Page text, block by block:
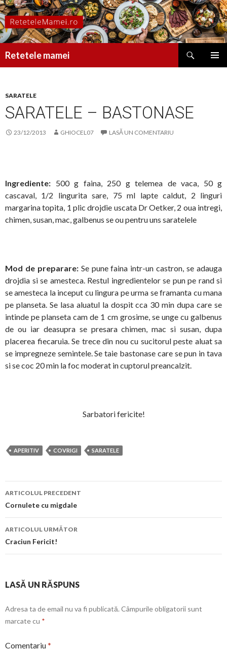
Retetele mamei
SARATELE
SARATELE – BASTONASE
23/12/2013 GHIOCEL07 LASĂ UN COMENTARIU
Ingrediente: 500 g faina, 250 g telemea de vaca, 50 g
cascaval, 1/2 lingurita sare, 75 ml lapte caldut, 2 linguri
margarina topita, 1 plic drojdie uscata Dr Oetker, 2 oua intregi,
chimen, susan, mac, galbenus se ou pentru uns saratelele
Mod de preparare:Se pune faina intr-un castron, se adauga
drojdia si se amesteca. Restul ingredientelor se pun pe rand si
se amesteca la inceput cu lingura pe urma se framanta cu mana
pe planseta. Se lasa aluatul la dospit cca 30 min dupa care se
intinde pe planseta cam de 1 cm grosime, se unge cu galbenus
de ou iar deasupra se presara chimen, mac si susan, dupa
placerea fiecaruia. Se trece din nou cu sucitorul peste aluat sa
se impregneze semintele. Se taie bastonase care se pun in tava
si se coc 20 min la foc moderat in cuptorul preancalzit.
Sarbatori fericite!
APERITIV COVRIGI SARATELE
Navigare
în
articol
ARTICOLUL PRECEDENT
Cornulete cu migdale
ARTICOLUL URMĂTOR
Craciun Fericit!
LASĂ UN RĂSPUNS
Adresa ta de email nu va fi publicată. Câmpurile obligatorii sunt
marcate cu *
Comentariu*